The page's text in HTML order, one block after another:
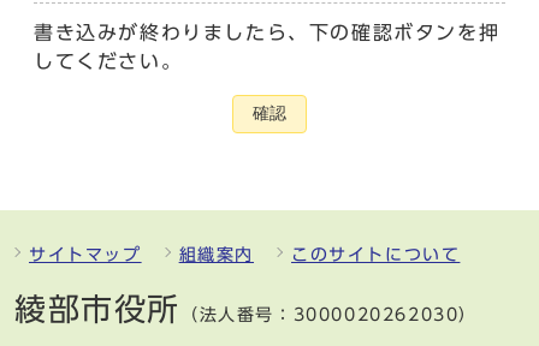
書き込みが終わりましたら、下の確認ボタンを押
してください。
確認
サイトマップ 組織案内 このサイトについて
綾部市役所 （法人番号：3000020262030）